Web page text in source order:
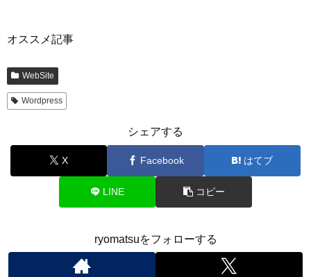
オススメ記事
WebSite
Wordpress
シェアする
X Facebook はてブ
LINE コピー
ryomatsuをフォローする